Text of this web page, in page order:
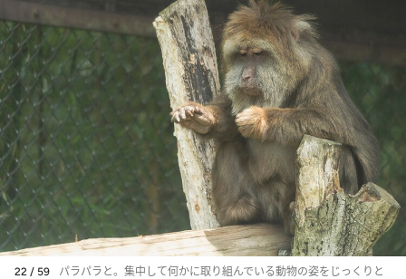
22 / 59
パラパラと。集中して何かに取り組んでいる動物の姿をじっくりと